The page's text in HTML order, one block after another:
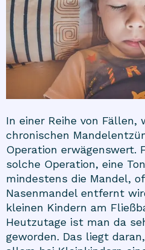
In einer Reihe von Fällen,
chronischen
Operation erwägenswert.
solche Operation, eine
mindestens die Mandel,
Nasenmandel entfernt
kleinen Kindern am
Heutzutage ist man da
geworden. Das liegt